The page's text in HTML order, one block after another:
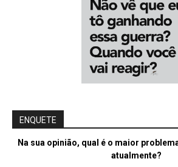
ENQUETE
Na sua opinião, qual é o maior
atualmente?